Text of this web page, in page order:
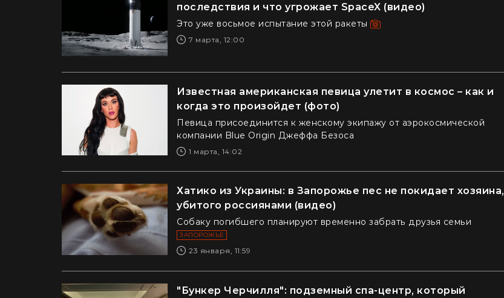
последствия и что угрожает SpaceX (видео)
Это уже восьмое испытание этой ракеты
7 марта, 12:00
Известная американская певица улетит в космос – как и
когда это произойдет (фото)
Певица присоединится к женскому экипажу от аэрокосмической
компании Blue Origin Джеффа Безоса
1 марта, 14:02
Хатико из Украины: в Запорожье пес не покидает хозяина,
убитого россиянами (видео)
Собаку погибшего планируют временно забрать друзья семьи
ЗАПОРОЖЬЕ
23 января, 11:59
"Бункер Черчилля": подземный спа-центр, который